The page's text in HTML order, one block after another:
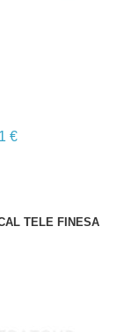
€
TELE FINESA